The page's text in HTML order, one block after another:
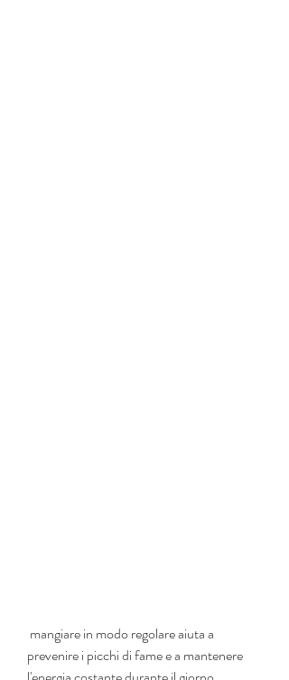
prevenire i picchi di fame e a mantenere